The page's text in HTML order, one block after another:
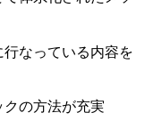
ことがあるなら、
講座〉